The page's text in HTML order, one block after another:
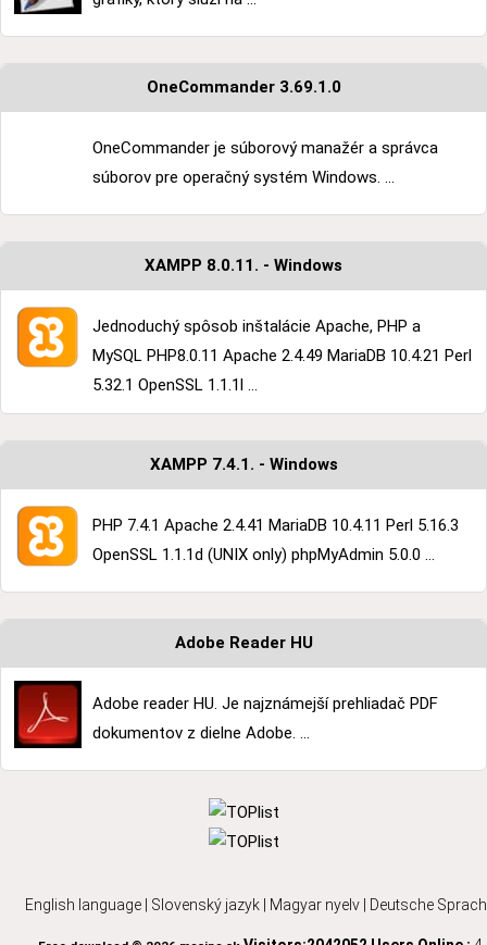
OneCommander 3.69.1.0
OneCommander je súborový manažér a správca
súborov pre operačný systém Windows. ...
XAMPP 8.0.11. - Windows
Jednoduchý spôsob inštalácie Apache, PHP a
MySQL PHP8.0.11 Apache 2.4.49 MariaDB 10.4.21 Perl
5.32.1 OpenSSL 1.1.1l ...
XAMPP 7.4.1. - Windows
PHP 7.4.1 Apache 2.4.41 MariaDB 10.4.11 Perl 5.16.3
OpenSSL 1.1.1d (UNIX only) phpMyAdmin 5.0.0 ...
Adobe Reader HU
Adobe reader HU. Je najznámejší prehliadač PDF
dokumentov z dielne Adobe. ...
English language Slovenský jazyk Magyar nyelv Deutsche